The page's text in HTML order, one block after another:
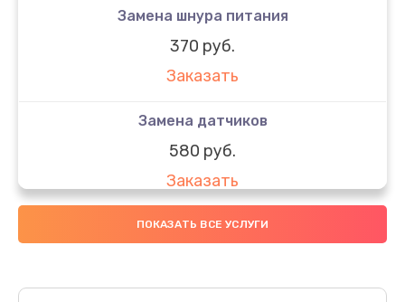
Замена шнура питания
370 руб.
Заказать
Замена датчиков
580 руб.
Заказать
Комплексная чистка
Заказать
ПОКАЗАТЬ ВСЕ УСЛУГИ